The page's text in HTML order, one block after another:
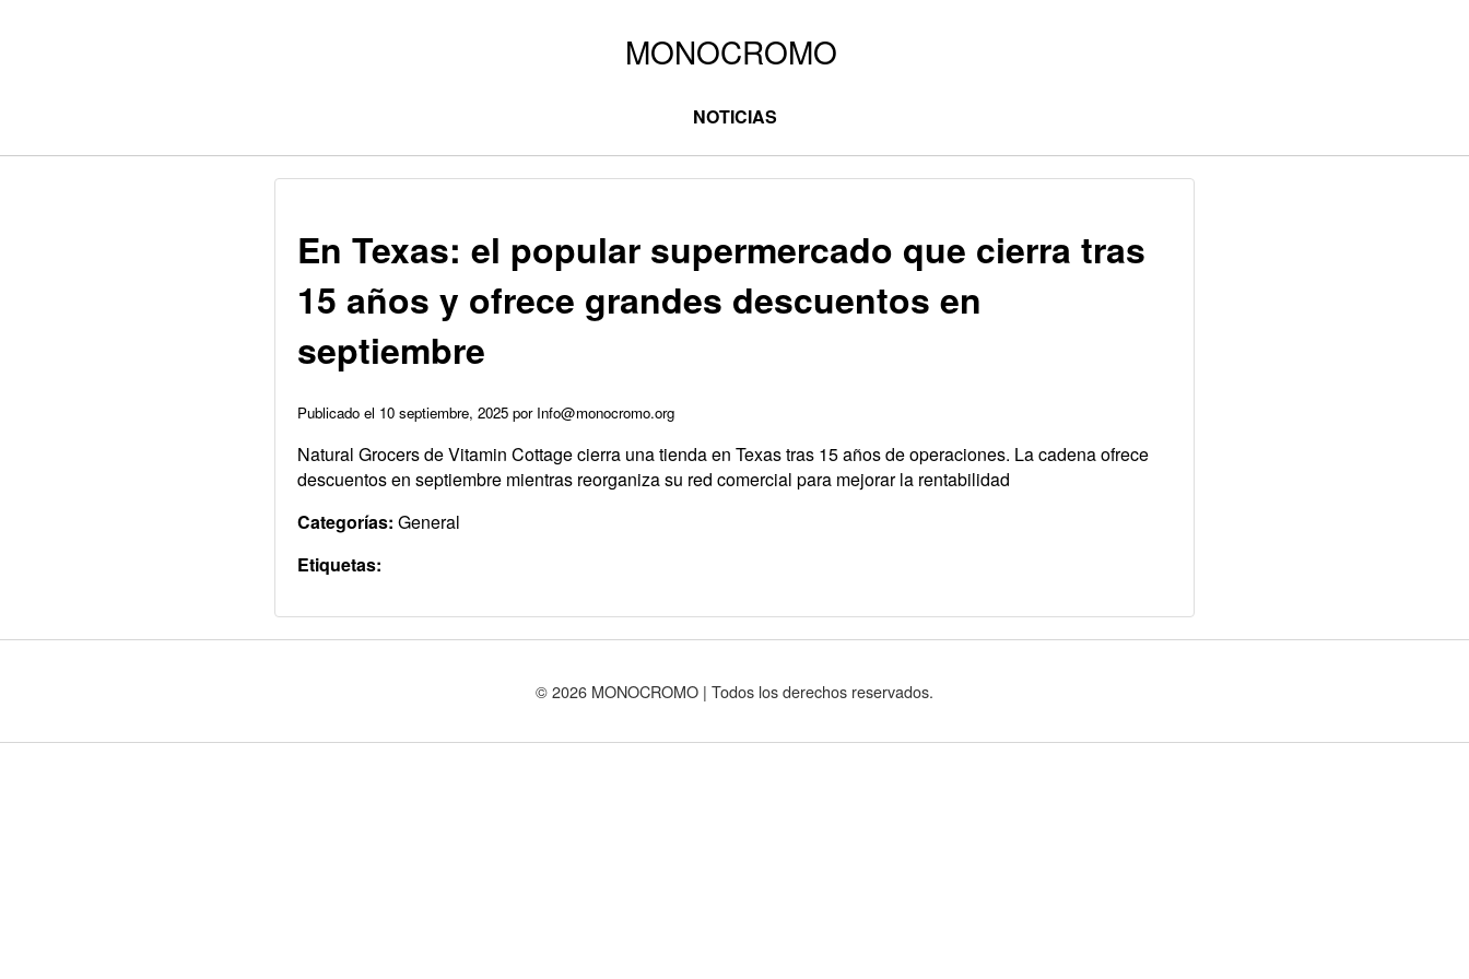
NOTICIAS
En Texas: el popular supermercado que cierra tras
15 años y ofrece grandes descuentos en
septiembre
Publicado el 10 septiembre, 2025 por Info@monocromo.org
Natural Grocers de Vitamin Cottage cierra una tienda en Texas tras 15 años de operaciones. La cadena ofrece
descuentos en septiembre mientras reorganiza su red comercial para mejorar la rentabilidad
Categorías: General
Etiquetas:
© 2026 MONOCROMO | Todos los derechos reservados.